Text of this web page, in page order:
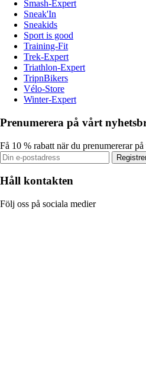
Smash-Expert
Sneak'In
Sneakids
Sport is good
Training-Fit
Trek-Expert
Triathlon-Expert
TripnBikers
Vélo-Store
Winter-Expert
Prenumerera på vårt
Få 10 % rabatt när du prenumererar
Håll kontakten
Följ oss på sociala medier